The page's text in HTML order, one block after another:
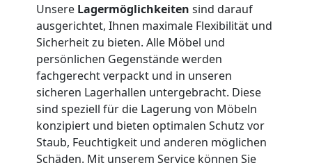
Unsere Lagermöglichkeiten sind darauf
ausgerichtet, Ihnen maximale Flexibilität und
Sicherheit zu bieten. Alle Möbel und
persönlichen Gegenstände werden
fachgerecht verpackt und in unseren
sicheren Lagerhallen untergebracht. Diese
sind speziell für die Lagerung von Möbeln
konzipiert und bieten optimalen Schutz vor
Staub, Feuchtigkeit und anderen möglichen
Schäden. Mit unserem Service können Sie